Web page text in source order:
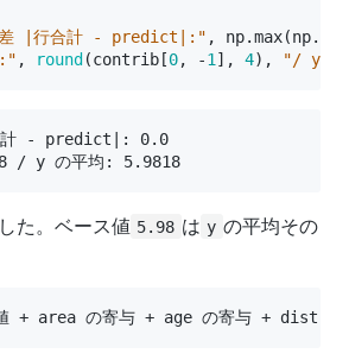
差 |行合計 - predict|:" , np.max(np.
:" , round (contrib [0, -1 ], 4), "/ y の
計 - predict|: 0.0
た。ベース値 5.98 は y の平均その